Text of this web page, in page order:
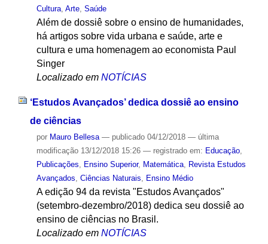
Cultura, Arte, Saúde
Além de dossiê sobre o ensino de humanidades,
há artigos sobre vida urbana e saúde, arte e
cultura e uma homenagem ao economista Paul
Singer
Localizado em NOTÍCIAS
‘Estudos Avançados’ dedica dossiê ao ensino
de ciências
por Mauro Bellesa — publicado04/12/2018 — última
modificação13/12/2018 15:26 — registrado em: Educação,
Publicações, Ensino Superior, Matemática, Revista Estudos
Avançados, Ciências Naturais, Ensino Médio
A edição 94 da revista "Estudos Avançados"
(setembro-dezembro/2018) dedica seu dossiê ao
ensino de ciências no Brasil.
Localizado em NOTÍCIAS